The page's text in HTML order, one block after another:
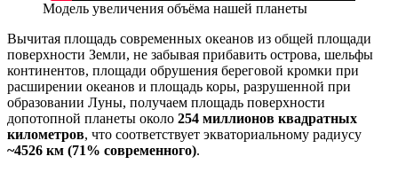
Модель увеличения объёма нашей планеты
Вычитая площадь современных океанов из общей площади
поверхности Земли, не забывая прибавить острова, шельфы
континентов, площади обрушения береговой кромки при
расширении океанов и площадь коры, разрушенной при
образовании Луны, получаем площадь поверхности
допотопной планеты около 254 миллионов квадратных
километров, что соответствует экваториальному радиусу
~4526 км (71% современного).